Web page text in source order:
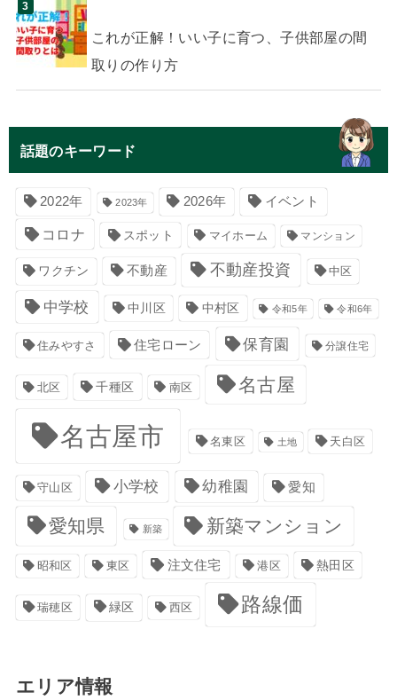
これが正解！いい子に育つ、子供部屋の間
取りの作り方
話題のキーワード
2022年 2023年 2026年 イベント
コロナ スポット マイホーム マンション
ワクチン 不動産 不動産投資 中区
中学校 中川区 中村区 令和5年 令和6年
住みやすさ 住宅ローン 保育園 分譲住宅
北区 千種区 南区 名古屋
名古屋市 名東区 土地 天白区
守山区 小学校 幼稚園 愛知
愛知県 新築 新築マンション
昭和区 東区 注文住宅 港区 熱田区
瑞穂区 緑区 西区 路線価
エリア情報